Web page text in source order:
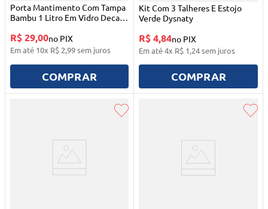
Porta Mantimento Com Tampa
Bambu 1 Litro Em Vidro Decal
R$ 29,00no PIX
Em até 10x R$ 2,99sem juros
COMPRAR
Kit Com 3 Talheres E Estojo
Verde Dysnaty
R$ 4,84no PIX
Em até4x R$ 1,24sem juros
COMPRAR